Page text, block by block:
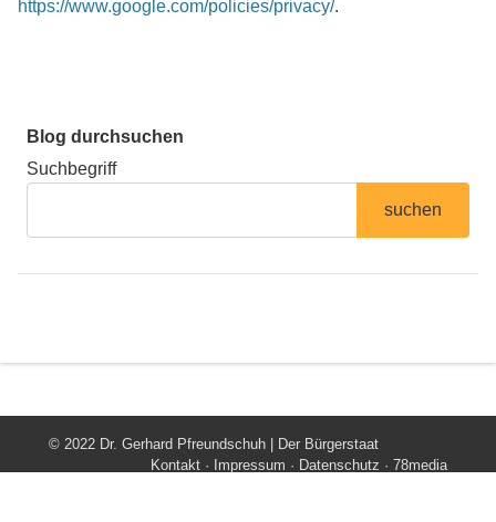
https://www.google.com/policies/privacy/.
Blog durchsuchen
Suchbegriff
suchen
© 2022 Dr. Gerhard Pfreundschuh | Der Bürgerstaat
Kontakt · Impressum · Datenschutz · 78media